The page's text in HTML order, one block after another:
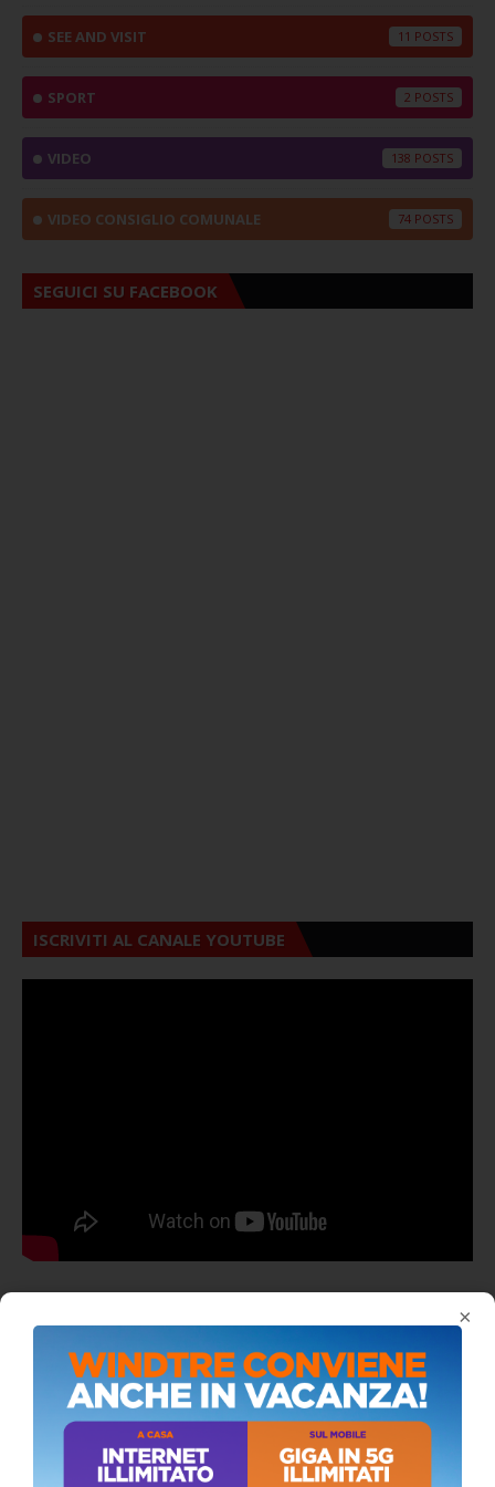
×
SEE AND VISIT 11
SPORT 2
VIDEO 138
VIDEO CONSIGLIO COMUNALE 74
SEGUICI SU FACEBOOK
ISCRIVITI AL CANALE YOUTUBE